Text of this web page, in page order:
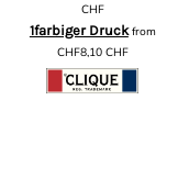
CHF
1farbiger Druckfrom
CHF8,10 CHF